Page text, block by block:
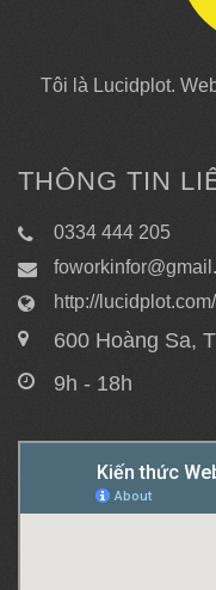
Tôi là Lucidplot.
THÔNG TIN
0334 444 205
http://lucidplot.com/
600 Hoàng Sa,
9h - 18h